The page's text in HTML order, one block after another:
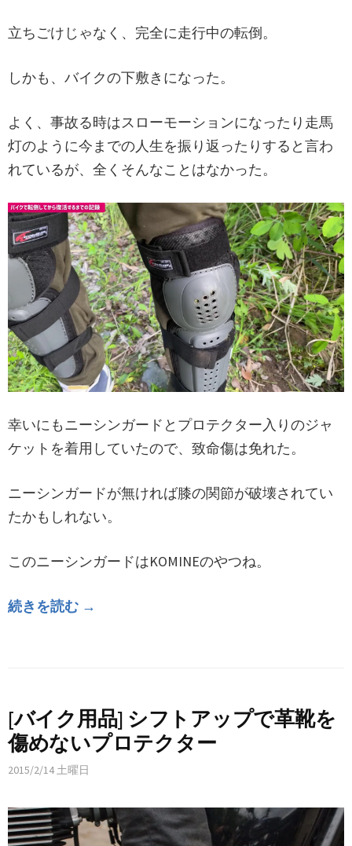
立ちごけじゃなく、完全に走行中の転倒。
しかも、バイクの下敷きになった。
よく、事故る時はスローモーションになったり走馬
灯のように今までの人生を振り返ったりすると言わ
れているが、全くそんなことはなかった。
幸いにもニーシンガードとプロテクター入りのジャ
ケットを着用していたので、致命傷は免れた。
ニーシンガードが無ければ膝の関節が破壊されてい
たかもしれない。
このニーシンガードはKOMINEのやつね。
続きを読む →
[バイク用品] シフトアップで革靴を
傷めないプロテクター
2015/2/14 土曜日